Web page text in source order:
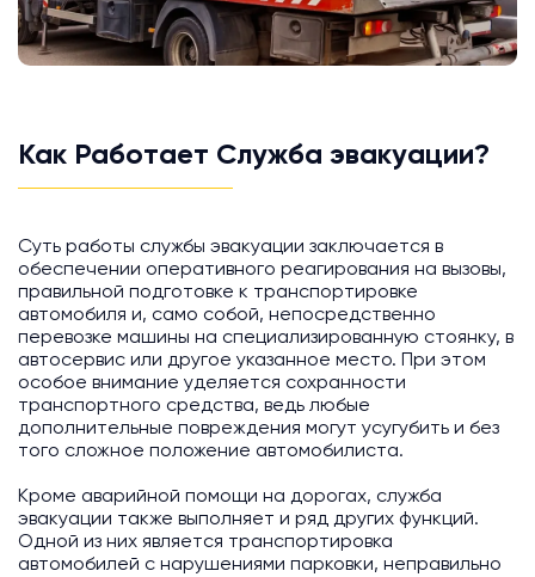
Как Работает Служба эвакуации?
Суть работы службы эвакуации заключается в
обеспечении оперативного реагирования на вызовы,
правильной подготовке к транспортировке
автомобиля и, само собой, непосредственно
перевозке машины на специализированную стоянку, в
автосервис или другое указанное место. При этом
особое внимание уделяется сохранности
транспортного средства, ведь любые
дополнительные повреждения могут усугубить и без
того сложное положение автомобилиста.
Кроме аварийной помощи на дорогах, служба
эвакуации также выполняет и ряд других функций.
Одной из них является транспортировка
автомобилей с нарушениями парковки, неправильно